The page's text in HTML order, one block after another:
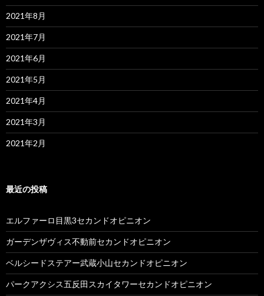
2021年8月
2021年7月
2021年6月
2021年5月
2021年4月
2021年3月
2021年2月
最近の投稿
エルファーロ目黒3セカンドオピニオン
ガーデンザヴィス不動前セカンドオピニオン
ベルシードステアー武蔵小山セカンドオピニオン
パークアクシス五反田スカイタワーセカンドオピニオン